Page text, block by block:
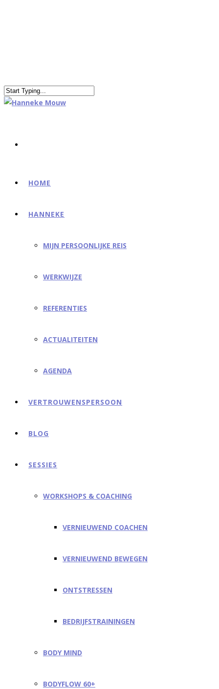
HOME
HANNEKE
MIJN PERSOONLIJKE REIS
WERKWIJZE
REFERENTIES
ACTUALITEITEN
AGENDA
VERTROUWENSPERSOON
BLOG
SESSIES
WORKSHOPS & COACHING
VERNIEUWEND COACHEN
VERNIEUWEND BEWEGEN
ONTSTRESSEN
BEDRIJFSTRAININGEN
BODY MIND
BODYFLOW 60+